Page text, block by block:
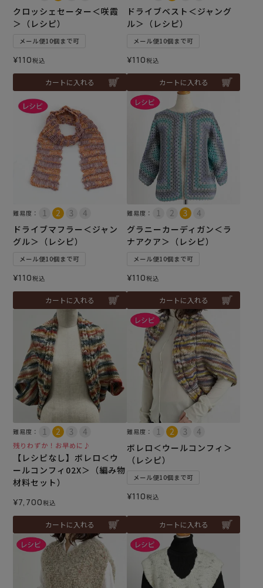
クロッシェセーター＜咲霞
＞（レシピ）
メール便10個まで可
¥110税込
カートに入れる
ドライブベスト＜ジャング
ル＞（レシピ）
メール便10個まで可
¥110税込
カートに入れる
難易度：
ドライブマフラー＜ジャン
グル＞（レシピ）
メール便10個まで可
¥110税込
カートに入れる
難易度：
グラニーカーディガン＜ラ
ナアクア＞（レシピ）
メール便10個まで可
¥110税込
カートに入れる
難易度：
残りわずか！お早めに♪
【レシピなし】ボレロ＜ウ
ールコンフィ02X＞（編み物
材料セット）
¥7,700税込
カートに入れる
難易度：
ボレロ＜ウールコンフィ＞
（レシピ）
メール便10個まで可
¥110税込
カートに入れる